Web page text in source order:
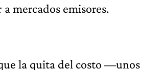
mercados emisores.
la quita del costo —unos